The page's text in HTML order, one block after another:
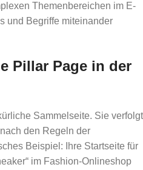
Themenbereichen im E-
und Begriffe miteinander
Pillar Page in der
Sammelseite. Sie verfolgt
den Regeln der
Beispiel: Ihre Startseite für
im Fashion-Onlineshop